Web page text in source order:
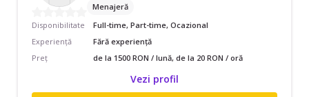
Menajeră
Disponibilitate
Full-time, Part-time, Ocazional
Experiență
Fără experiență
Preț
de la 1500 RON / lună, de la 20 RON / oră
Vezi profil